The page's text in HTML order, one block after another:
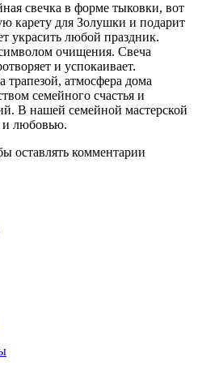
свечка в форме тыковки, вот
карету для Золушки и подарит
украсить любой праздник.
очищения. Свеча
и успокаивает.
трапезой, атмосфера дома
семейного счастья и
В нашей семейной мастерской
и любовью.
оставлять комментарии